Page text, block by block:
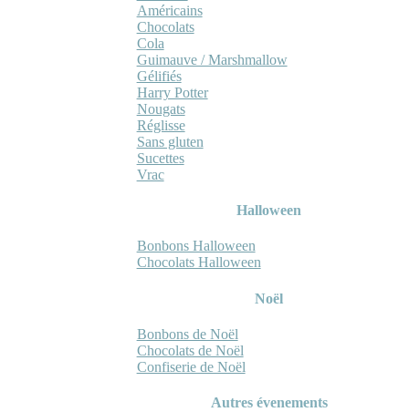
Américains
Chocolats
Cola
Guimauve / Marshmallow
Gélifiés
Harry Potter
Nougats
Réglisse
Sans gluten
Sucettes
Vrac
Halloween
Bonbons Halloween
Chocolats Halloween
Noël
Bonbons de Noël
Chocolats de Noël
Confiserie de Noël
Autres évenements